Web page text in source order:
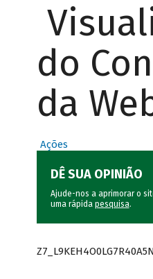
do
da
Ações
DÊ SUA OPINIÃO
Ajude-nos a aprimorar o
uma rápida pesquisa.